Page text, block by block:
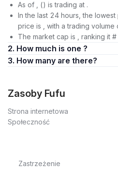
As of , () is trading at .
In the last 24 hours, the
price is , with a trading volume
The market cap is , ranking it
2. How much is one ?
3. How many are there?
Zasoby Fufu
Strona internetowa
Społeczność
Zastrzeżenie